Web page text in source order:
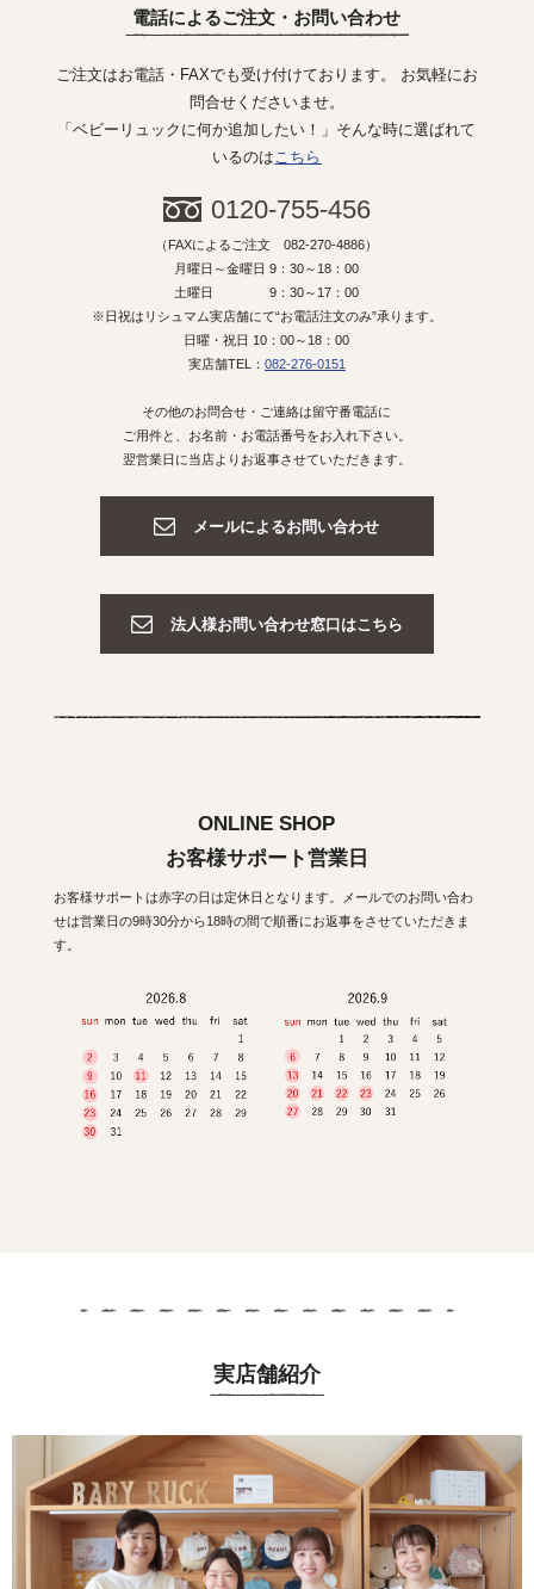
電話によるご注文・お問い合わせ
ご注文はお電話・FAXでも受け付けております。 お気軽にお
問合せくださいませ。
「ベビーリュックに何か追加したい！」そんな時に選ばれて
いるのはこちら
0120-755-456
（FAXによるご注文 082-270-4886）
月曜日～金曜日 9：30～18：00
土曜日 9：30～17：00
※日祝はリシュマム実店舗にて“お電話注文のみ”承ります。
日曜・祝日 10：00～18：00
実店舗TEL： 082-276-0151
その他のお問合せ・ご連絡は留守番電話に
ご用件と、お名前・お電話番号をお入れ下さい。
翌営業日に当店よりお返事させていただきます。
メールによるお問い合わせ
法人様お問い合わせ窓口はこちら
ONLINE SHOP
お客様サポート営業日
お客様サポートは赤字の日は定休日となります。メールでのお問い合わ
せは営業日の9時30分から18時の間で順番にお返事をさせていただきま
す。
実店舗紹介